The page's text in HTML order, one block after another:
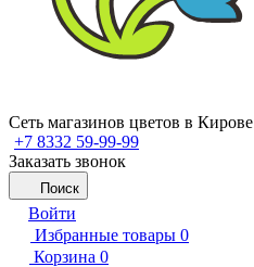
Сеть магазинов цветов в Кирове
+7 8332 59-99-99
Заказать звонок
Поиск
Войти
Избранные товары 0
Корзина 0